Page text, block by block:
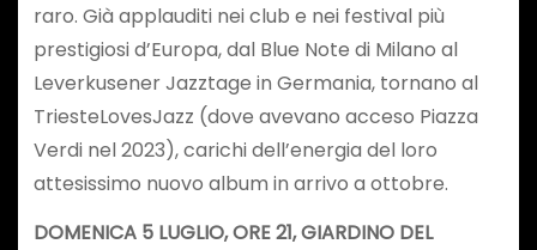
raro. Già applauditi nei club e nei festival più
prestigiosi d’Europa, dal Blue Note di Milano al
Leverkusener Jazztage in Germania, tornano al
TriesteLovesJazz (dove avevano acceso Piazza
Verdi nel 2023), carichi dell’energia del loro
attesissimo nuovo album in arrivo a ottobre.
DOMENICA 5 LUGLIO, ORE 21, GIARDINO DEL